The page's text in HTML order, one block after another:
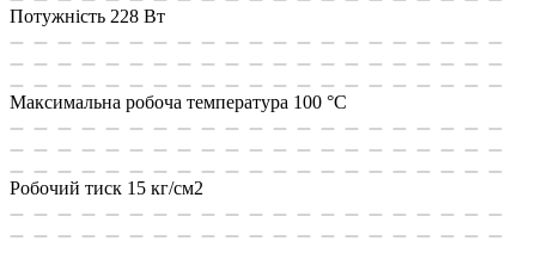
Потужність 228 Вт
Максимальна робоча температура 100 °С
Робочий тиск 15 кг/см2